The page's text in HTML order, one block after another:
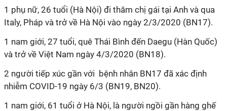
1 phụ nữ, 26 tuổi (Hà Nội) đi thăm chị gái tại Anh và qua
Italy, Pháp và trở về Hà Nội vào ngày 2/3/2020 (BN17).
1 nam giới, 27 tuổi, quê Thái Bình đến Daegu (Hàn Quốc)
và trở về Việt Nam ngày 4/3/2020 (BN18).
2 người tiếp xúc gần với bệnh nhân BN17 đã xác định
nhiễm COVID-19 ngày 6/3 (BN19, BN20).
1 nam giới, 61 tuổi ở Hà Nội, là người ngồi gần hàng ghế